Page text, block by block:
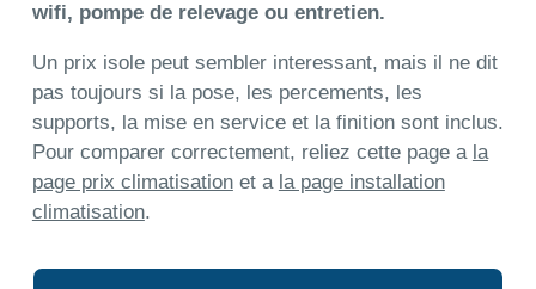
wifi, pompe de relevage ou entretien.
Un prix isole peut sembler interessant, mais il ne dit
pas toujours si la pose, les percements, les
supports, la mise en service et la finition sont inclus.
Pour comparer correctement, reliez cette page a la
page prix climatisationet a la page installation
climatisation.